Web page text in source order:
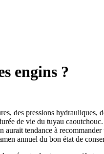
engins ?
des pressions hydrauliques,
de vie du tuyau
tendance à
annuel du bon état de